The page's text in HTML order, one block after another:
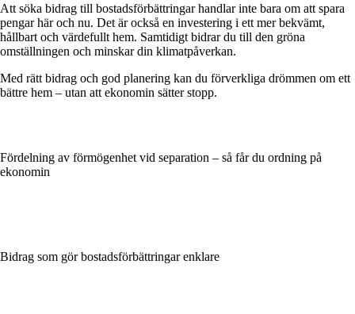
Att söka bidrag till bostadsförbättringar handlar inte bara om att spara
pengar här och nu. Det är också en investering i ett mer bekvämt,
hållbart och värdefullt hem. Samtidigt bidrar du till den gröna
omställningen och minskar din klimatpåverkan.
Med rätt bidrag och god planering kan du förverkliga drömmen om ett
bättre hem – utan att ekonomin sätter stopp.
Fördelning av förmögenhet vid separation – så får du ordning på
ekonomin
Bidrag som gör bostadsförbättringar enklare